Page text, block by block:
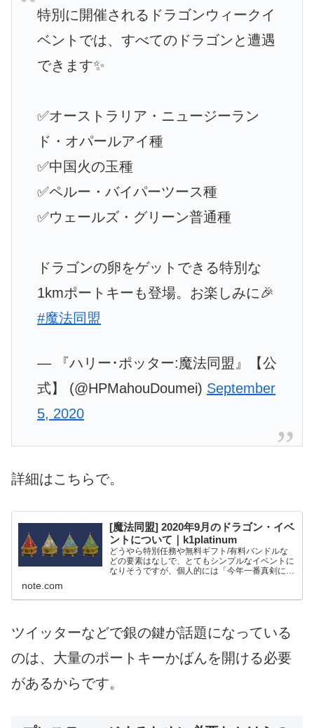
特別に開催されるドラゴンウィークイ
ベントでは、すべてのドラゴンと遭遇
できます✨
✅オーストラリア・ニュージーラン
ド・オパールアイ種
✅中国火の玉種
✅ペルー・バイパーツース種
✅ウェールズ・グリーン普通種
ドラゴンの卵をゲットできる特別な
1kmポートキーも登場。お楽しみに🎉
#魔法同盟
— 『ハリー･ポッター:魔法同盟』【公
式】 (@HPMahouDoumei) September
5, 2020
詳細はこちらで。
[魔法同盟] 2020年9月のドラゴン・イベ
ントについて｜k1platinum
どうやら特別任務や無料ギフト/有料バンドルな
どの要素はなしで、とてもシンプルなイベントに
なりそうですが、個人的には「今年一番真剣に取
...
note.com
ツイッターなどで銀の鍵が話題になっている
のは、大量のポートキーかばんを開ける必要
があるからです。